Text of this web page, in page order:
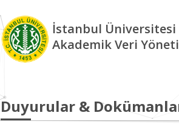
İstanbul Üniversitesi
Akademik Veri
Duyurular &